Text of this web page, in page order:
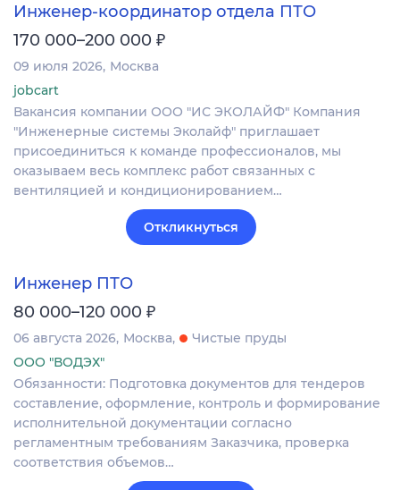
Инженер-координатор отдела ПТО
170 000–200 000 ₽
09 июля 2026 Москва
jobcart
Вакансия компании ООО "ИС ЭКОЛАЙФ" Компания
"Инженерные системы Эколайф" приглашает
присоединиться к команде профессионалов, мы
оказываем весь комплекс работ связанных с
вентиляцией и кондиционированием…
Откликнуться
Инженер ПТО
80 000–120 000 ₽
06 августа 2026 Москва
Чистые пруды
ООО "ВОДЭХ"
Обязанности: Подготовка документов для тендеров
составление, оформление, контроль и формирование
исполнительной документации согласно
регламентным требованиям Заказчика, проверка
соответствия объемов…